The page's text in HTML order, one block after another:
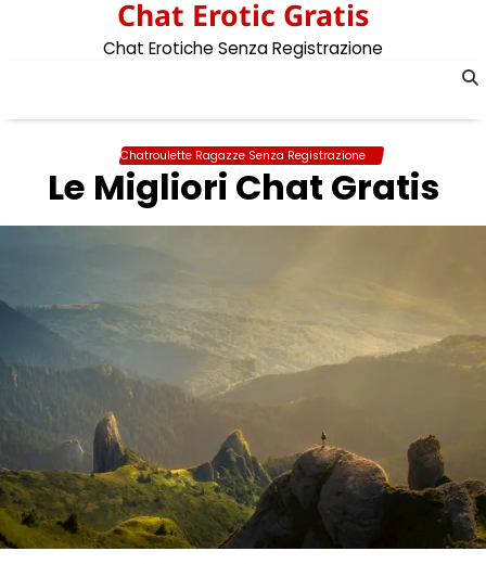
Chat Erotic Gratis
Chat Erotiche Senza Registrazione
Chatroulette Ragazze Senza Registrazione
Le Migliori Chat Gratis